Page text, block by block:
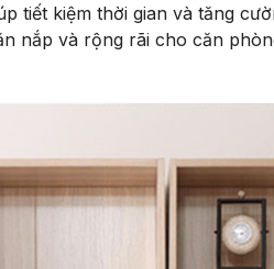
tiết kiệm thời gian và tăng
nắp và rộng rãi cho căn